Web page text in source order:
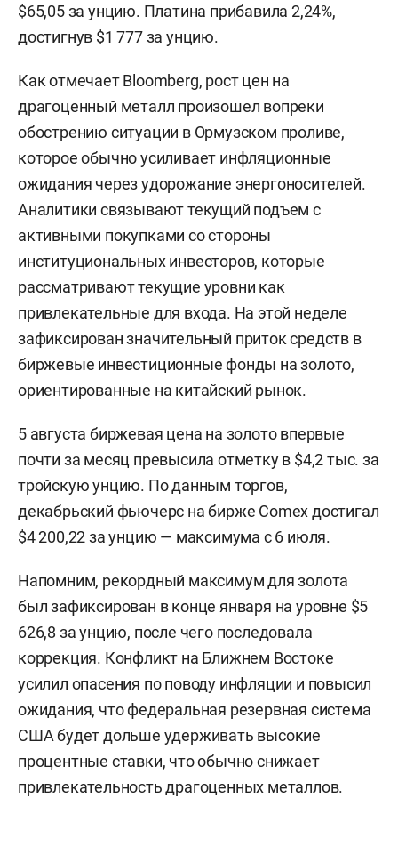
$65,05 за унцию. Платина прибавила 2,24%,
достигнув $1 777 за унцию.
Как отмечаетBloomberg, рост цен на
драгоценный металл произошел вопреки
обострению ситуации в Ормузском проливе,
которое обычно усиливает инфляционные
ожидания через удорожание энергоносителей.
Аналитики связывают текущий подъем с
активными покупками со стороны
институциональных инвесторов, которые
рассматривают текущие уровни как
привлекательные для входа. На этой неделе
зафиксирован значительный приток средств в
биржевые инвестиционные фонды на золото,
ориентированные на китайский рынок.
5 августа биржевая цена на золото впервые
почти за месяц превысила отметку в $4,2 тыс. за
тройскую унцию. По данным торгов,
декабрьский фьючерс на бирже Comex достигал
$4 200,22 за унцию — максимума с 6 июля.
Напомним, рекордный максимум для золота
был зафиксирован в конце января на уровне $5
626,8 за унцию, после чего последовала
коррекция. Конфликт на Ближнем Востоке
усилил опасения по поводу инфляции и повысил
ожидания, что федеральная резервная система
США будет дольше удерживать высокие
процентные ставки, что обычно снижает
привлекательность драгоценных металлов.